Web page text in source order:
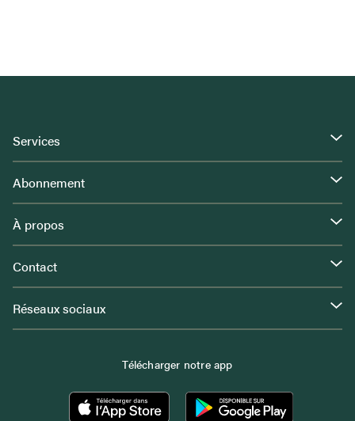
Services
Abonnement
À propos
Contact
Réseaux sociaux
Télécharger notre app